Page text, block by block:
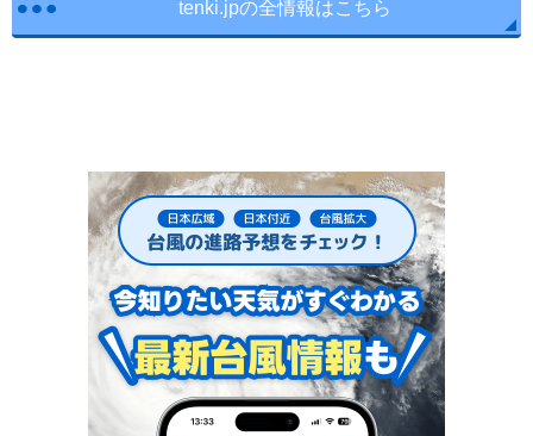
tenki.jpの全情報はこちら